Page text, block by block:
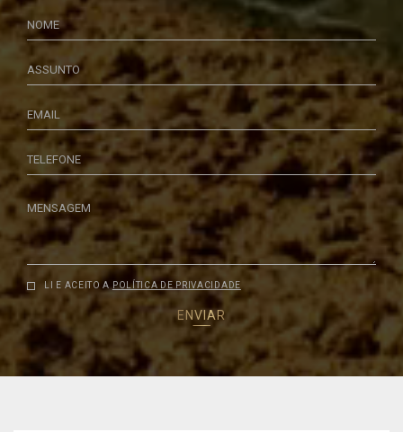
NOME
ASSUNTO
EMAIL
TELEFONE
MENSAGEM
LI E ACEITO A POLÍTICA DE PRIVACIDADE
ENVIAR